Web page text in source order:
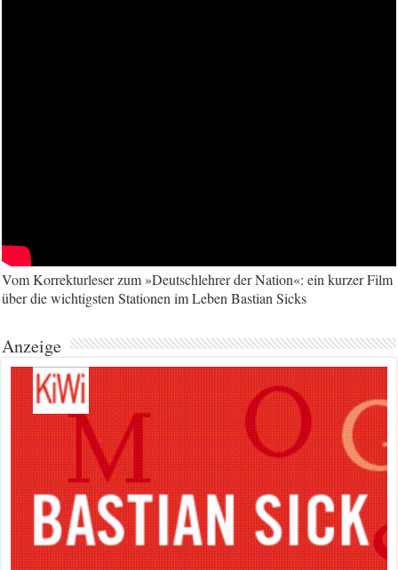
Vom Korrekturleser zum »Deutschlehrer der Nation«: ein kurzer Film
über die wichtigsten Stationen im Leben Bastian Sicks
Anzeige